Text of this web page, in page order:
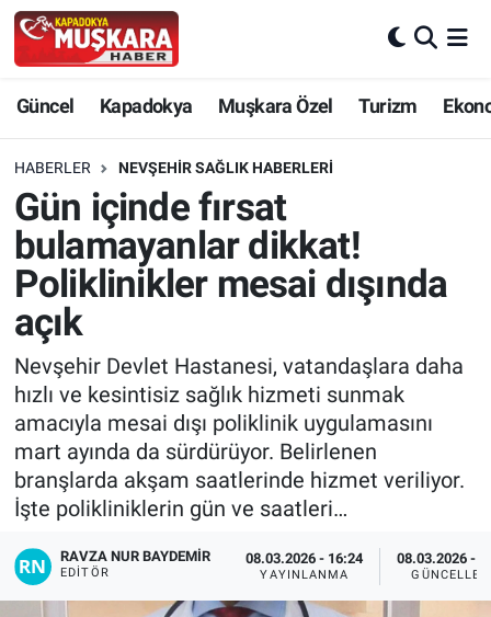
Güncel Kapadokya Muşkara Özel Turizm
HABERLER NEVŞEHIR SAĞLIK HABERLERI
Gün içinde fırsat
bulamayanlar dikkat!
Poliklinikler mesai dışında
açık
Nevşehir Devlet Hastanesi, vatandaşlara daha
hızlı ve kesintisiz sağlık hizmeti sunmak
amacıyla mesai dışı poliklinik uygulamasını
mart ayında da sürdürüyor. Belirlenen
branşlarda akşam saatlerinde hizmet veriliyor.
İşte polikliniklerin gün ve saatleri…
RAVZA NUR BAYDEMIR
EDITÖR
08.03.2026 - 16:24
YAYINLANMA
08.03.2026 -
Güncel
SEÇİM
Muşkara Özel
Ekonomi
Kapadokya
Turizm
Kültür - Sanat
Nevşehir Hava Durumu
Nevşehir Trafik Yoğunluk Haritası
Süper Lig Puan Durumu ve Fikstür
Tüm Manşetler
Son Dakika Haberleri
Haber Arşivi